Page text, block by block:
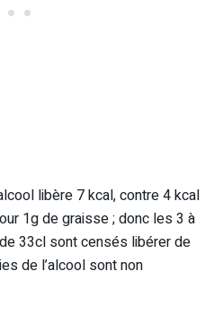
libère 7 kcal, contre 4 kcal
1g de graisse ; donc les 3 à
33cl sont censés libérer de
de l’alcool sont non